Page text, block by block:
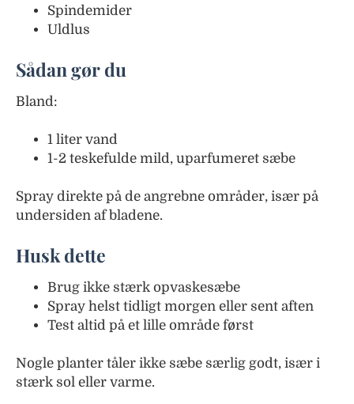
Spindemider
Uldlus
Sådan gør du
Bland:
1 liter vand
1-2 teskefulde mild, uparfumeret sæbe
Spray direkte på de angrebne områder, især på
undersiden af bladene.
Husk dette
Brug ikke stærk opvaskesæbe
Spray helst tidligt morgen eller sent aften
Test altid på et lille område først
Nogle planter tåler ikke sæbe særlig godt, især i
stærk sol eller varme.